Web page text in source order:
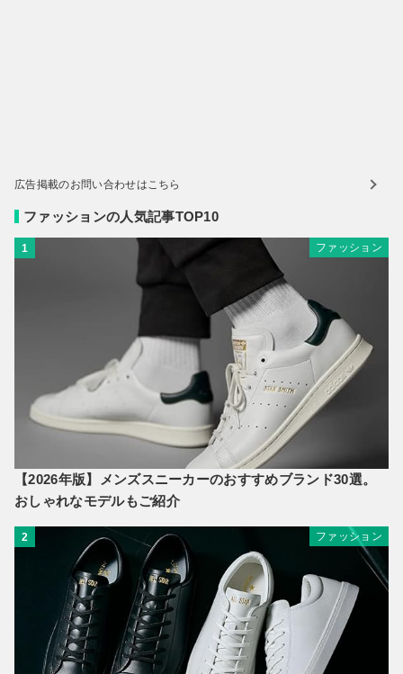
広告掲載のお問い合わせはこちら
ファッションの人気記事TOP10
1 ファッション
【2026年版】メンズスニーカーのおすすめブランド30選。
おしゃれなモデルもご紹介
2 ファッション